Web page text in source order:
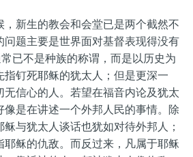
，新生的教会和会堂已是两个截然不
问题主要是世界面对基督表现得没有
已不是种族的称谓，而是以历史为
钉死耶稣的犹太人；但是更深一
无信心的人。若望在福音内论及犹太
像是在讲述一个外邦人民的事情。除
与犹太人谈话也犹如对待外邦人；
稣的仇敌。而反过来，凡属于耶稣